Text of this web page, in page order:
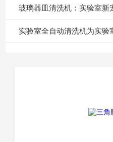
玻璃器皿清洗机：实验室新
实验室全自动清洗机为实验